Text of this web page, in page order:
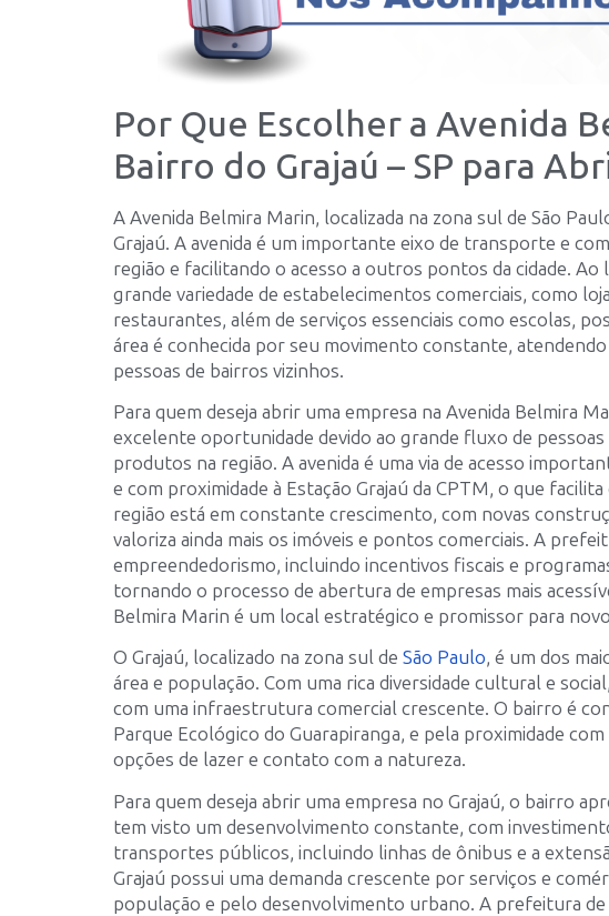
Por Que Escolher a Avenida
Bairro do Grajaú – SP para
A Avenida Belmira Marin, localizada na zona sul de São
Grajaú. A avenida é um importante eixo de transporte e
região e facilitando o acesso a outros pontos da cidade.
grande variedade de estabelecimentos comerciais, como
restaurantes, além de serviços essenciais como escolas,
área é conhecida por seu movimento constante,
pessoas de bairros vizinhos.
Para quem deseja abrir uma empresa na Avenida Belmira
excelente oportunidade devido ao grande fluxo de pessoas
produtos na região. A avenida é uma via de acesso
e com proximidade à Estação Grajaú da CPTM, o que
região está em constante crescimento, com novas
valoriza ainda mais os imóveis e pontos comerciais. A
empreendedorismo, incluindo incentivos fiscais e
tornando o processo de abertura de empresas mais
Belmira Marin é um local estratégico e promissor para
O Grajaú, localizado na zona sul de São Paulo, é um dos
área e população. Com uma rica diversidade cultural e
com uma infraestrutura comercial crescente. O bairro é
Parque Ecológico do Guarapiranga, e pela proximidade
opções de lazer e contato com a natureza.
Para quem deseja abrir uma empresa no Grajaú, o bairro
tem visto um desenvolvimento constante, com
transportes públicos, incluindo linhas de ônibus e a
Grajaú possui uma demanda crescente por serviços e
população e pelo desenvolvimento urbano. A prefeitura